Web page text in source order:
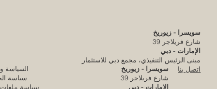
سويسرا - زيوريخ
شارع فريلاجر 39
الإمارات - دبي
مبنى الرئيس التنفيذي، مجمع دبي للاستثمار
اتصل بنا
السياسة
سياسة
سويسرا - زيوريخ
شارع فريلاجر 39